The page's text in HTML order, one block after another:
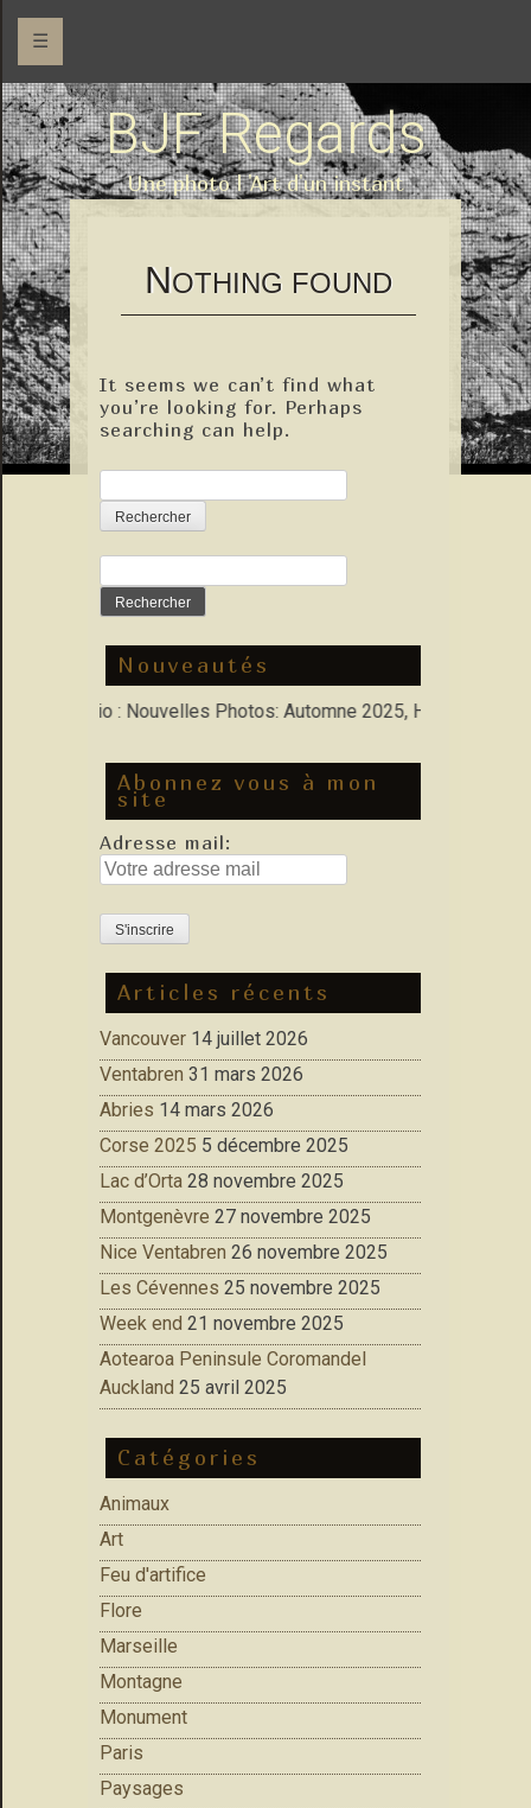
☰
BJF Regards
Une photo l 'Art d'un instant
NOTHING FOUND
It seems we can’t find what
you’re looking for. Perhaps
searching can help.
Nouveautés
Porfolio : Nouvelles Photos: Automne 2025, Hiver 2026
Abonnez vous à mon
site
Adresse mail:
Articles récents
Vancouver 14 juillet 2026
Ventabren 31 mars 2026
Abries 14 mars 2026
Corse 2025 5 décembre 2025
Lac d’Orta 28 novembre 2025
Montgenèvre 27 novembre 2025
Nice Ventabren 26 novembre 2025
Les Cévennes 25 novembre 2025
Week end 21 novembre 2025
Aotearoa Peninsule Coromandel
Auckland 25 avril 2025
Catégories
Animaux
Art
Feu d'artifice
Flore
Marseille
Montagne
Monument
Paris
Paysages